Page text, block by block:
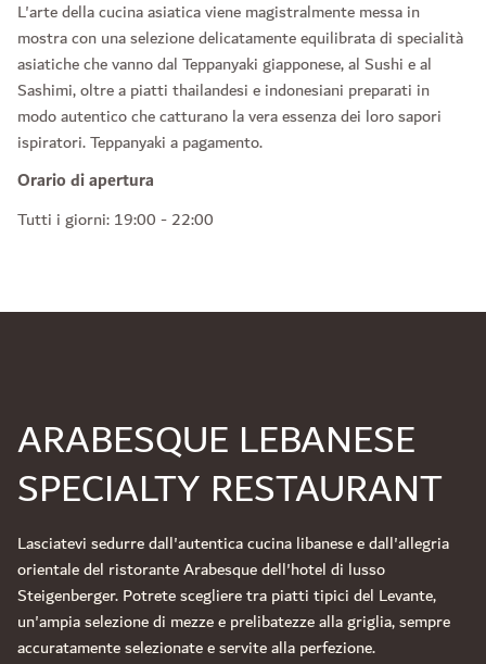
L'arte della cucina asiatica viene magistralmente messa in
mostra con una selezione delicatamente equilibrata di specialità
asiatiche che vanno dal Teppanyaki giapponese, al Sushi e al
Sashimi, oltre a piatti thailandesi e indonesiani preparati in
modo autentico che catturano la vera essenza dei loro sapori
ispiratori. Teppanyaki a pagamento.
Orario di apertura
Tutti i giorni: 19:00 - 22:00
ARABESQUE LEBANESE
SPECIALTY RESTAURANT
Lasciatevi sedurre dall'autentica cucina libanese e dall'allegria
orientale del ristorante Arabesque dell'hotel di lusso
Steigenberger. Potrete scegliere tra piatti tipici del Levante,
un'ampia selezione di mezze e prelibatezze alla griglia, sempre
accuratamente selezionate e servite alla perfezione.